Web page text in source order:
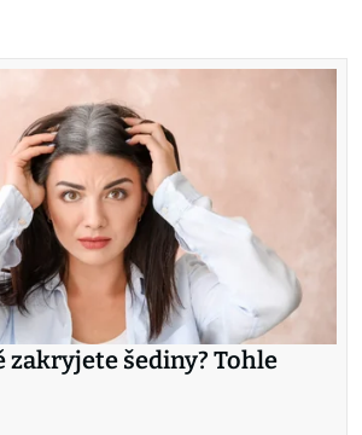
zakryjete šediny? Tohle